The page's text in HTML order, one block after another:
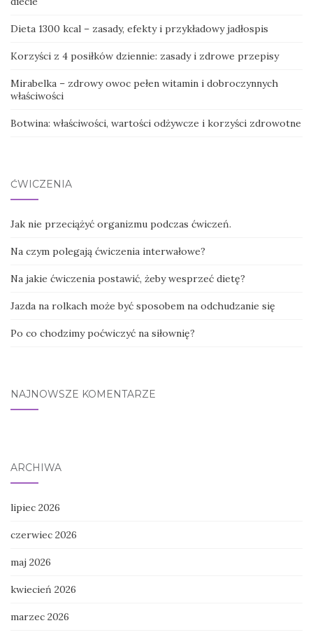
Dieta 1300 kcal – zasady, efekty i przykładowy jadłospis
Korzyści z 4 posiłków dziennie: zasady i zdrowe przepisy
Mirabelka – zdrowy owoc pełen witamin i dobroczynnych
właściwości
Botwina: właściwości, wartości odżywcze i korzyści zdrowotne
ĆWICZENIA
Jak nie przeciążyć organizmu podczas ćwiczeń.
Na czym polegają ćwiczenia interwałowe?
Na jakie ćwiczenia postawić, żeby wesprzeć dietę?
Jazda na rolkach może być sposobem na odchudzanie się
Po co chodzimy poćwiczyć na siłownię?
NAJNOWSZE KOMENTARZE
ARCHIWA
lipiec 2026
czerwiec 2026
maj 2026
kwiecień 2026
marzec 2026